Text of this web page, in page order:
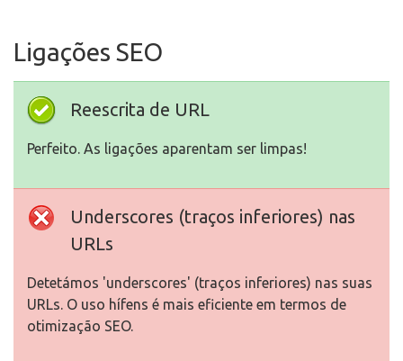
Ligações SEO
Reescrita de URL
Perfeito. As ligações aparentam ser limpas!
Underscores (traços inferiores) nas
URLs
Detetámos 'underscores' (traços inferiores) nas suas
URLs. O uso hífens é mais eficiente em termos de
otimização SEO.